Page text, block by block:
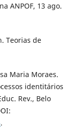
ANPOF, 13 ago.
Teorias de
Maria Moraes.
identitários
Rev., Belo
.